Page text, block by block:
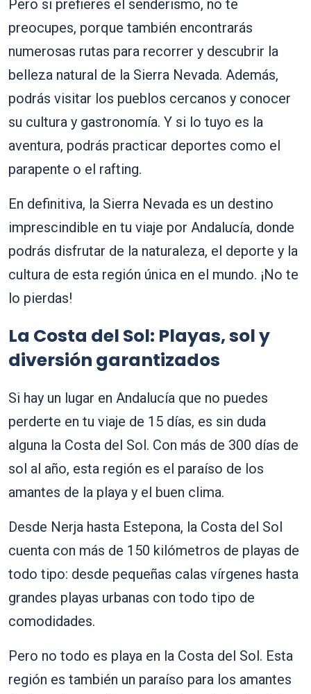
Pero si prefieres el senderismo, no te
preocupes, porque también encontrarás
numerosas rutas para recorrer y descubrir la
belleza natural de la Sierra Nevada. Además,
podrás visitar los pueblos cercanos y conocer
su cultura y gastronomía. Y si lo tuyo es la
aventura, podrás practicar deportes como el
parapente o el rafting.
En definitiva, la Sierra Nevada es un destino
imprescindible en tu viaje por Andalucía, donde
podrás disfrutar de la naturaleza, el deporte y la
cultura de esta región única en el mundo. ¡No te
lo pierdas!
La Costa del Sol: Playas, sol y
diversión garantizados
Si hay un lugar en Andalucía que no puedes
perderte en tu viaje de 15 días, es sin duda
alguna la Costa del Sol. Con más de 300 días de
sol al año, esta región es el paraíso de los
amantes de la playa y el buen clima.
Desde Nerja hasta Estepona, la Costa del Sol
cuenta con más de 150 kilómetros de playas de
todo tipo: desde pequeñas calas vírgenes hasta
grandes playas urbanas con todo tipo de
comodidades.
Pero no todo es playa en la Costa del Sol. Esta
región es también un paraíso para los amantes